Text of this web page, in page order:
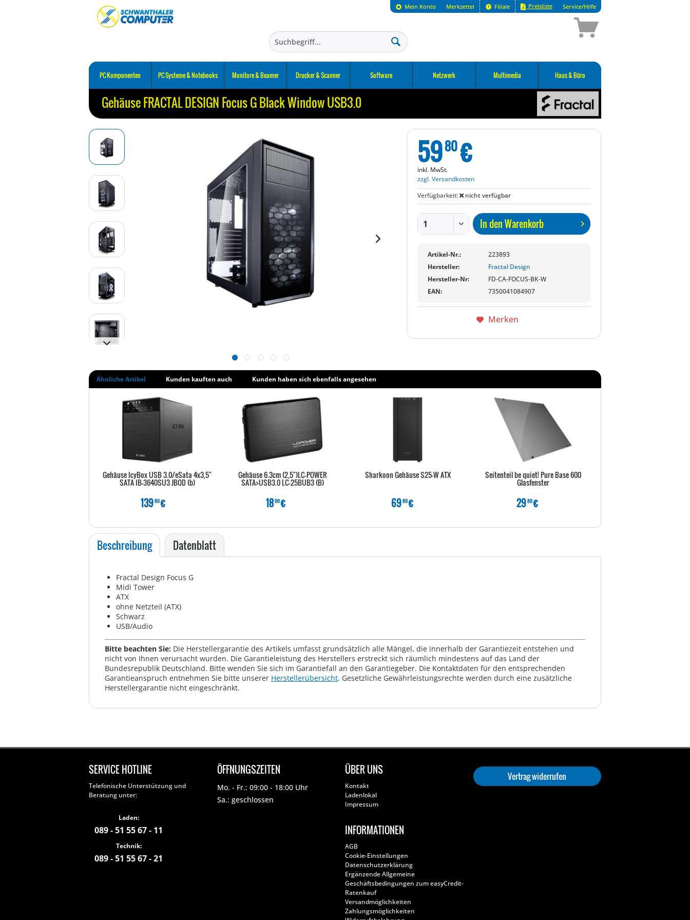
Mein Konto Merkzettel Filiale Preisliste Service/Hilfe
PC Komponenten PC Systeme & Notebooks Monitore & Beamer Drucker & Scanner Software Netzwerk Multimedia Haus & Büro
Gehäuse FRACTAL DESIGN Focus G Black Window USB3.0
5980€
inkl. MwSt.
zzgl. Versandkosten
Verfügbarkeit:
nicht verfügbar
In denWarenkorb
Artikel-Nr.:
223893
Hersteller:
Fractal Design
Hersteller-Nr:
FD-CA-FOCUS-BK-W
EAN:
7350041084907
Merken
Ähnliche Artikel Kunden kauften auch Kunden haben sich ebenfalls angesehen
Gehäuse IcyBox USB 3.0/eSata 4x3,5"
SATA IB-3640SU3 JBOD (b)
13980€
Gehäuse 6.3cm (2,5")LC-POWER
SATA>USB3.0 LC-25BUB3 (B)
1800€
Sharkoon Gehäuse S25-W ATX
6980€
Seitenteil be quiet! Pure Base 600
Glasfenster
2980€
Beschreibung Datenblatt
Fractal Design Focus G
Midi Tower
ATX
ohne Netzteil (ATX)
Schwarz
USB/Audio
Bitte beachten Sie: Die Herstellergarantie des Artikels umfasst grundsätzlich alle Mängel, die innerhalb der Garantiezeit entstehen und
nicht von Ihnen verursacht wurden. Die Garantieleistung des Herstellers erstreckt sich räumlich mindestens auf das Land der
Bundesrepublik Deutschland. Bitte wenden Sie sich im Garantiefall an den Garantiegeber. Die Kontaktdaten für den entsprechenden
Garantieanspruch entnehmen Sie bitte unserer Herstellerübersicht. Gesetzliche Gewährleistungsrechte werden durch eine zusätzliche
Herstellergarantie nicht eingeschränkt.
SERVICE HOTLINE
Telefonische Unterstützung und
Beratung unter:
Laden:
089 - 51 55 67 - 11
Technik:
089 - 51 55 67 - 21
ÖFFNUNGSZEITEN
Mo. - Fr.: 09:00 - 18:00 Uhr
Sa.: geschlossen
ÜBER UNS
Kontakt
Ladenlokal
Impressum
INFORMATIONEN
AGB
Cookie-Einstellungen
Datenschutzerklärung
Ergänzende Allgemeine
Geschäftsbedingungen zum easyCredit-
Ratenkauf
Versandmöglichkeiten
Zahlungsmöglichkeiten
Vertrag widerrufen